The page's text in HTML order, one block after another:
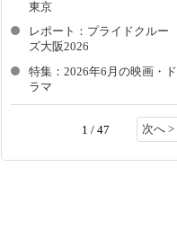
東京
レポート：プライドクルー
ズ大阪2026
特集：2026年6月の映画・ド
ラマ
1 / 47 次へ >